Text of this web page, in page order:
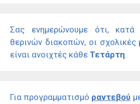
Σας ενημερώνουμε ότι,
θερινών διακοπών, οι
είναι ανοιχτές κάθε Τετάρτη.
Για προγραμματισμό ραντεβού